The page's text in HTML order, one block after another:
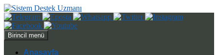
Ara
Birincil menü
atla
Anasayfa